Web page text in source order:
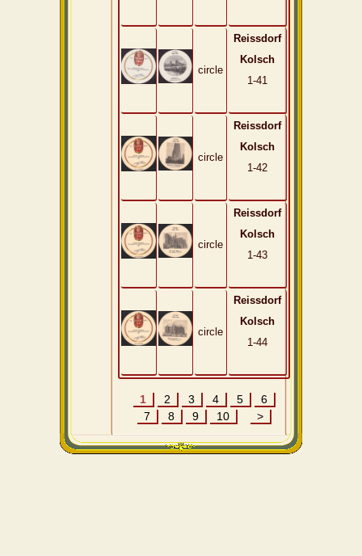
circle
Reissdorf
Kolsch
1-41
circle
Reissdorf
Kolsch
1-42
circle
Reissdorf
Kolsch
1-43
circle
Reissdorf
Kolsch
1-44
1 2 3 4 5
6
7
8 9 10 >